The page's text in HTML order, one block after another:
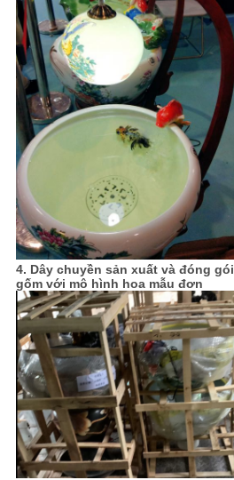
4. Dây chuyền sản xuất và đóng gói
gốm với mô hình hoa mẫu đơn